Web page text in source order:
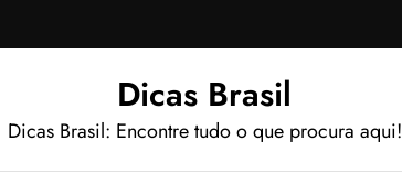
Dicas Brasil
Dicas Brasil: Encontre tudo o que procura aqui!